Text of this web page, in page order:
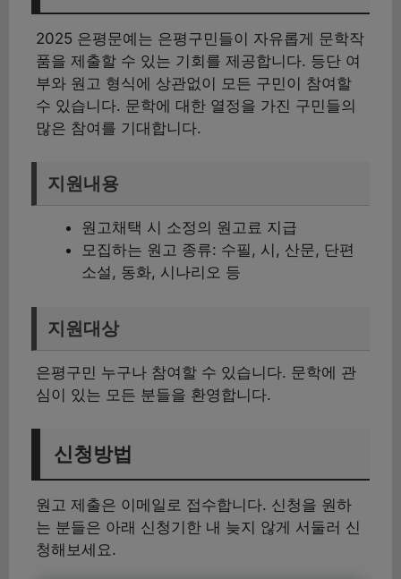
2025 은평문예는 은평구민들이 자유롭게 문학작
품을 제출할 수 있는 기회를 제공합니다. 등단 여
부와 원고 형식에 상관없이 모든 구민이 참여할
수 있습니다. 문학에 대한 열정을 가진 구민들의
많은 참여를 기대합니다.
지원내용
원고채택 시 소정의 원고료 지급
모집하는 원고 종류: 수필, 시, 산문, 단편
소설, 동화, 시나리오 등
지원대상
은평구민 누구나 참여할 수 있습니다. 문학에 관
심이 있는 모든 분들을 환영합니다.
신청방법
원고 제출은 이메일로 접수합니다. 신청을 원하
는 분들은 아래 신청기한 내 늦지 않게 서둘러 신
청해보세요.